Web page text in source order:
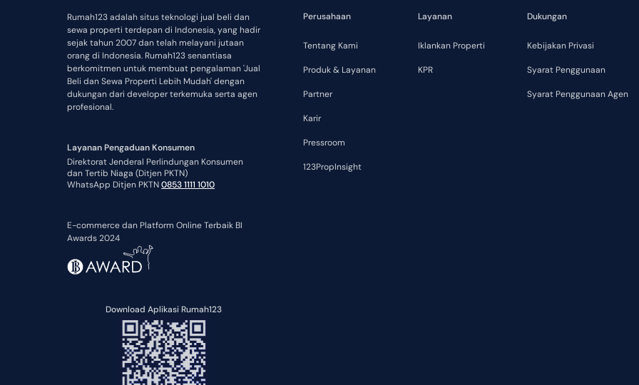
Rumah123 adalah situs teknologi jual beli dan
sewa properti terdepan di Indonesia, yang hadir
sejak tahun 2007 dan telah melayani jutaan
orang di Indonesia. Rumah123 senantiasa
berkomitmen untuk membuat pengalaman 'Jual
Beli dan Sewa Properti Lebih Mudah' dengan
dukungan dari developer terkemuka serta agen
profesional.
Layanan Pengaduan Konsumen
Direktorat Jenderal Perlindungan Konsumen
dan Tertib Niaga (Ditjen PKTN)
WhatsApp Ditjen PKTN0853 1111 1010
E-commerce dan Platform Online Terbaik BI
Awards 2024
Download Aplikasi Rumah123
Perusahaan
Tentang Kami
Produk & Layanan
Partner
Karir
Pressroom
123PropInsight
Layanan
Iklankan Properti
KPR
Dukungan
Kebijakan Privasi
Syarat Penggunaan
Syarat Penggunaan Agen